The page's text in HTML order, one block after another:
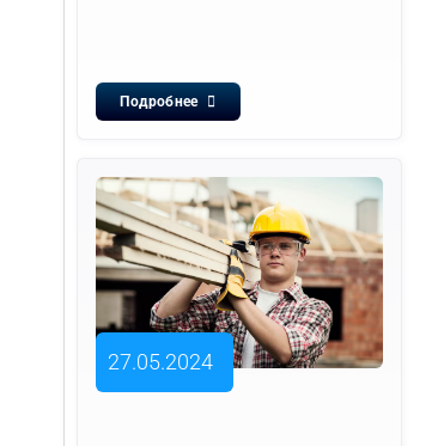
Подробнее
27.05.2024